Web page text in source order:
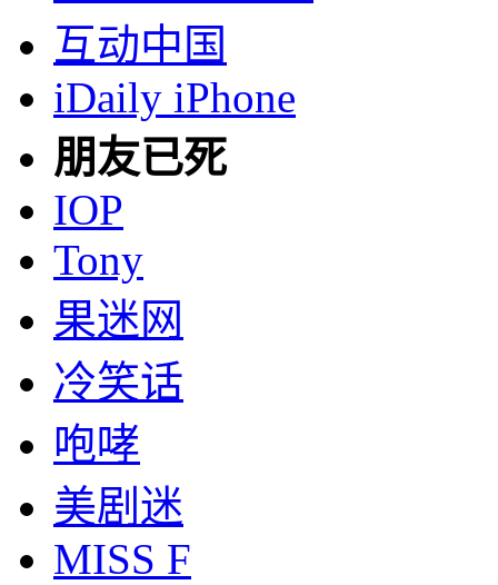
互动中国
iDaily iPhone
朋友已死
IOP
Tony
果迷网
冷笑话
咆哮
美剧迷
MISS F